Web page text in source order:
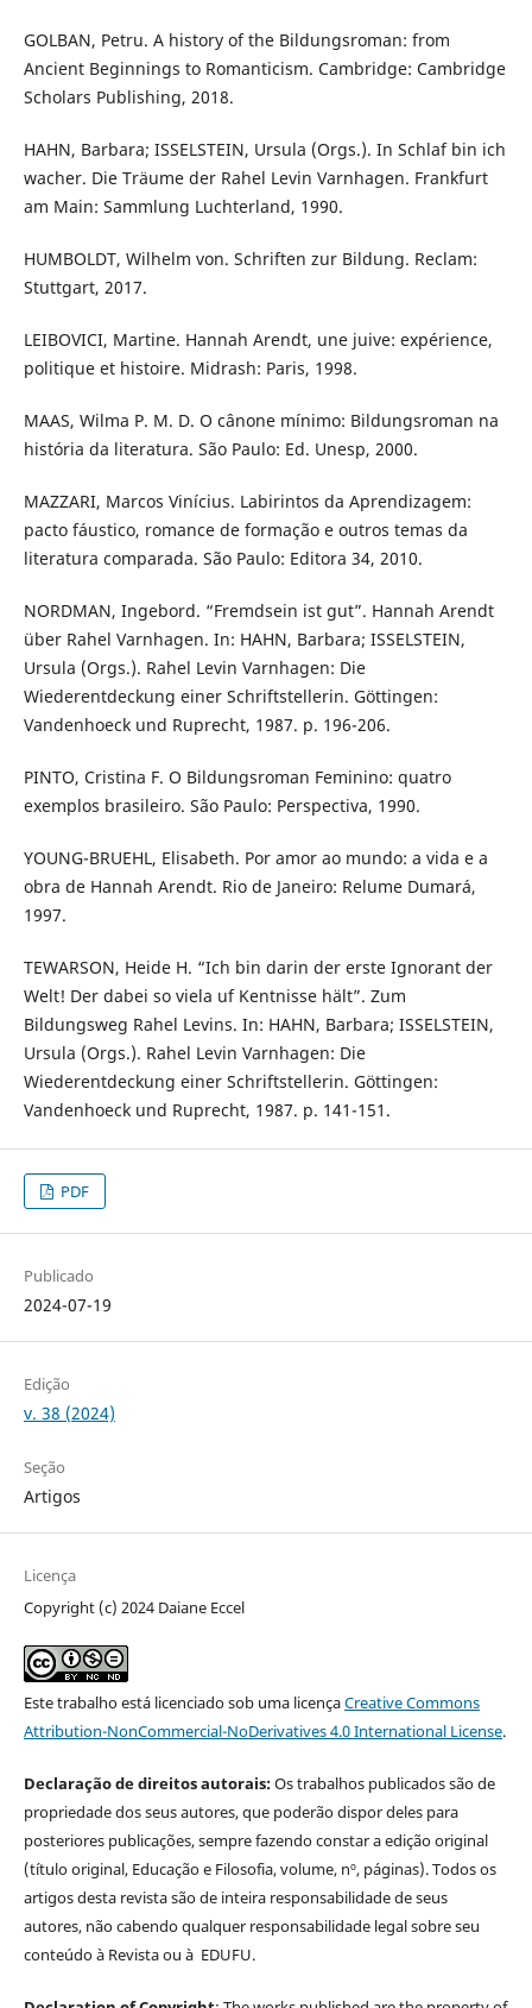
GOLBAN, Petru. A history of the Bildungsroman: from
Ancient Beginnings to Romanticism. Cambridge: Cambridge
Scholars Publishing, 2018.
HAHN, Barbara; ISSELSTEIN, Ursula (Orgs.). In Schlaf bin ich
wacher. Die Träume der Rahel Levin Varnhagen. Frankfurt
am Main: Sammlung Luchterland, 1990.
HUMBOLDT, Wilhelm von. Schriften zur Bildung. Reclam:
Stuttgart, 2017.
LEIBOVICI, Martine. Hannah Arendt, une juive: expérience,
politique et histoire. Midrash: Paris, 1998.
MAAS, Wilma P. M. D. O cânone mínimo: Bildungsroman na
história da literatura. São Paulo: Ed. Unesp, 2000.
MAZZARI, Marcos Vinícius. Labirintos da Aprendizagem:
pacto fáustico, romance de formação e outros temas da
literatura comparada. São Paulo: Editora 34, 2010.
NORDMAN, Ingebord. “Fremdsein ist gut”. Hannah Arendt
über Rahel Varnhagen. In: HAHN, Barbara; ISSELSTEIN,
Ursula (Orgs.). Rahel Levin Varnhagen: Die
Wiederentdeckung einer Schriftstellerin. Göttingen:
Vandenhoeck und Ruprecht, 1987. p. 196-206.
PINTO, Cristina F. O Bildungsroman Feminino: quatro
exemplos brasileiro. São Paulo: Perspectiva, 1990.
YOUNG-BRUEHL, Elisabeth. Por amor ao mundo: a vida e a
obra de Hannah Arendt. Rio de Janeiro: Relume Dumará,
1997.
TEWARSON, Heide H. “Ich bin darin der erste Ignorant der
Welt! Der dabei so viela uf Kentnisse hält”. Zum
Bildungsweg Rahel Levins. In: HAHN, Barbara; ISSELSTEIN,
Ursula (Orgs.). Rahel Levin Varnhagen: Die
Wiederentdeckung einer Schriftstellerin. Göttingen:
Vandenhoeck und Ruprecht, 1987. p. 141-151.
PDF
Publicado
2024-07-19
Edição
v. 38 (2024)
Seção
Artigos
Licença
Copyright (c) 2024 Daiane Eccel
Este trabalho está licenciado sob uma licençaCreative Commons
Attribution-NonCommercial-NoDerivatives 4.0 International License.
Declaração de direitos autorais:Os trabalhos publicados são de
propriedade dos seus autores, que poderão dispor deles para
posteriores publicações, sempre fazendo constar a edição original
(título original, Educação e Filosofia, volume, nº, páginas). Todos os
artigos desta revista são de inteira responsabilidade de seus
autores, não cabendo qualquer responsabilidade legal sobre seu
conteúdo à Revista ou à EDUFU.